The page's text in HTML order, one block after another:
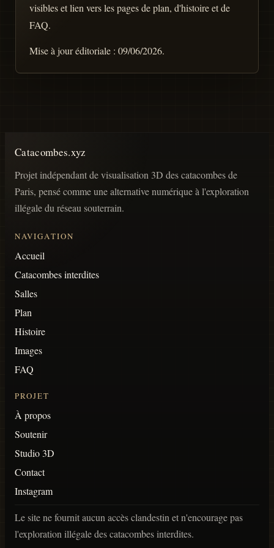
visibles et lien vers les pages de plan, d'histoire et de
FAQ.
Mise à jour éditoriale :09/06/2026.
Catacombes.xyz
Projet indépendant de visualisation 3D des catacombes de
Paris, pensé comme une alternative numérique à l'exploration
illégale du réseau souterrain.
NAVIGATION
Accueil
Catacombes interdites
Salles
Plan
Histoire
Images
FAQ
PROJET
À propos
Soutenir
Studio 3D
Contact
Instagram
Le site ne fournit aucun accès clandestin et n'encourage pas
l'exploration illégale des catacombes interdites.